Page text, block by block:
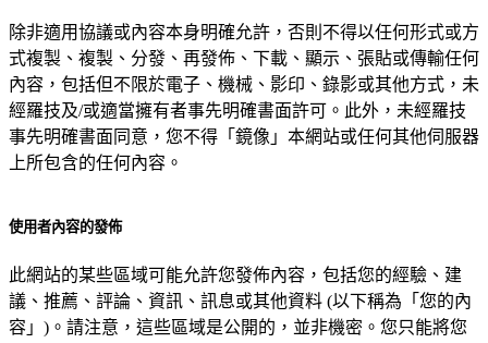
除非適用協議或內容本身明確允許，否則不得以任何形式或方
式複製、複製、分發、再發佈、下載、顯示、張貼或傳輸任何
內容，包括但不限於電子、機械、影印、錄影或其他方式，未
經羅技及/或適當擁有者事先明確書面許可。此外，未經羅技
事先明確書面同意，您不得「鏡像」本網站或任何其他伺服器
上所包含的任何內容。
使用者內容的發佈
此網站的某些區域可能允許您發佈內容，包括您的經驗、建
議、推薦、評論、資訊、訊息或其他資料 (以下稱為「您的內
容」)。請注意，這些區域是公開的，並非機密。您只能將您